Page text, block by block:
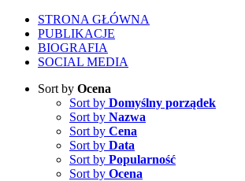
STRONA GŁÓWNA
PUBLIKACJE
BIOGRAFIA
SOCIAL MEDIA
Sort by Ocena
Sort by Domyślny porządek
Sort by Nazwa
Sort by Cena
Sort by Data
Sort by Popularność
Sort by Ocena